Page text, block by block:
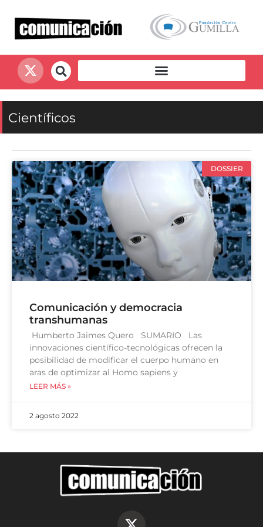
Científicos
DOSSIER
Comunicación y democracia
transhumanas
Humberto Jaimes Quero SUMARIO Las
innovaciones científico-tecnológicas ofrecen la
posibilidad de modificar el cuerpo humano en
aras de optimizar al Homo sapiens y
LEER MÁS »
2 agosto 2022